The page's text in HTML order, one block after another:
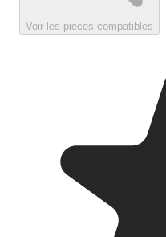
Voir les pièces compatibles